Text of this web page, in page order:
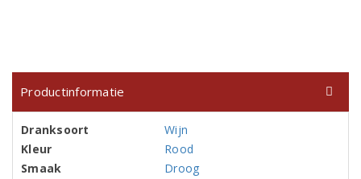
Productinformatie
Dranksoort
Wijn
Kleur
Rood
Smaak
Droog